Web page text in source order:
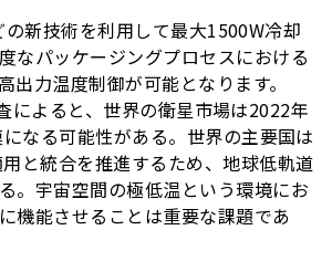
新技術を利用して最大1500W冷却
なパッケージングプロセスにおける
出力温度制御が可能となります。
によると、世界の衛星市場は2022年
なる可能性がある。世界の主要国は
と統合を推進するため、地球低軌道
。宇宙空間の極低温という環境にお
機能させることは重要な課題であ